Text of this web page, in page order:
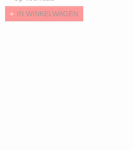
IN WINKELWAGEN